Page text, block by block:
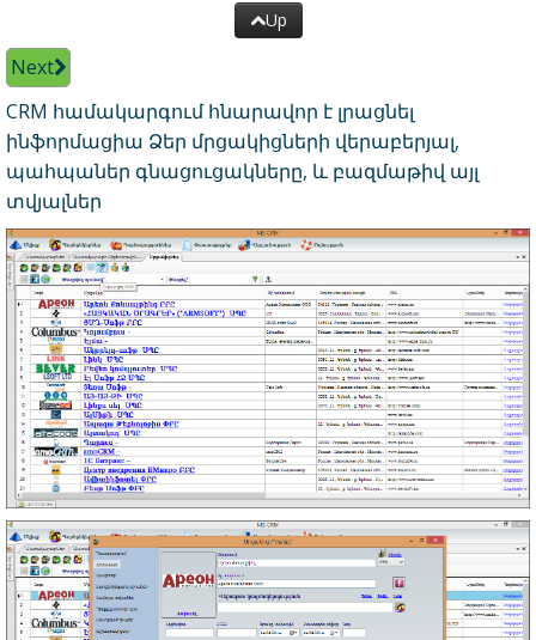
Up
Next
CRM համակարգում հնարավոր է լրացնել
ինֆորմացիա Ձեր մրցակիցների վերաբերյալ,
պահպաներ գնացուցակները, և բազմաթիվ այլ
տվյալներ